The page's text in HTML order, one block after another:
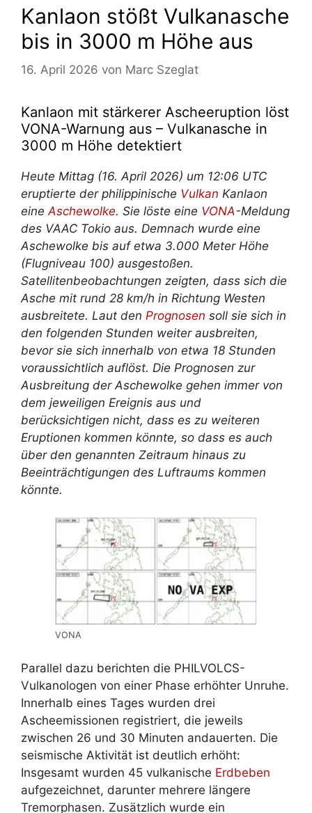
Kanlaon stößt Vulkanasche
bis in 3000 m Höhe aus
16. April 2026 von Marc Szeglat
Kanlaon mit stärkerer Ascheeruption löst
VONA-Warnung aus – Vulkanasche in
3000 m Höhe detektiert
Heute Mittag (16. April 2026) um 12:06 UTC
eruptierte der philippinische Vulkan Kanlaon
eineAschewolke. Sie löste eine VONA-Meldung
des VAAC Tokio aus. Demnach wurde eine
Aschewolke bis auf etwa 3.000 Meter Höhe
(Flugniveau 100) ausgestoßen.
Satellitenbeobachtungen zeigten, dass sich die
Asche mit rund 28 km/h in Richtung Westen
ausbreitete. Laut den Prognosen soll sie sich in
den folgenden Stunden weiter ausbreiten,
bevor sie sich innerhalb von etwa 18 Stunden
voraussichtlich auflöst. Die Prognosen zur
Ausbreitung der Aschewolke gehen immer von
dem jeweiligen Ereignis aus und
berücksichtigen nicht, dass es zu weiteren
Eruptionen kommen könnte, so dass es auch
über den genannten Zeitraum hinaus zu
Beeinträchtigungen des Luftraums kommen
könnte.
VONA
Parallel dazu berichten die PHILVOLCS-
Vulkanologen von einer Phase erhöhter Unruhe.
Innerhalb eines Tages wurden drei
Ascheemissionen registriert, die jeweils
zwischen 26 und 30 Minuten andauerten. Die
seismische Aktivität ist deutlich erhöht:
Insgesamt wurden 45 vulkanische Erdbeben
aufgezeichnet, darunter mehrere längere
Tremorphasen. Zusätzlich wurde ein